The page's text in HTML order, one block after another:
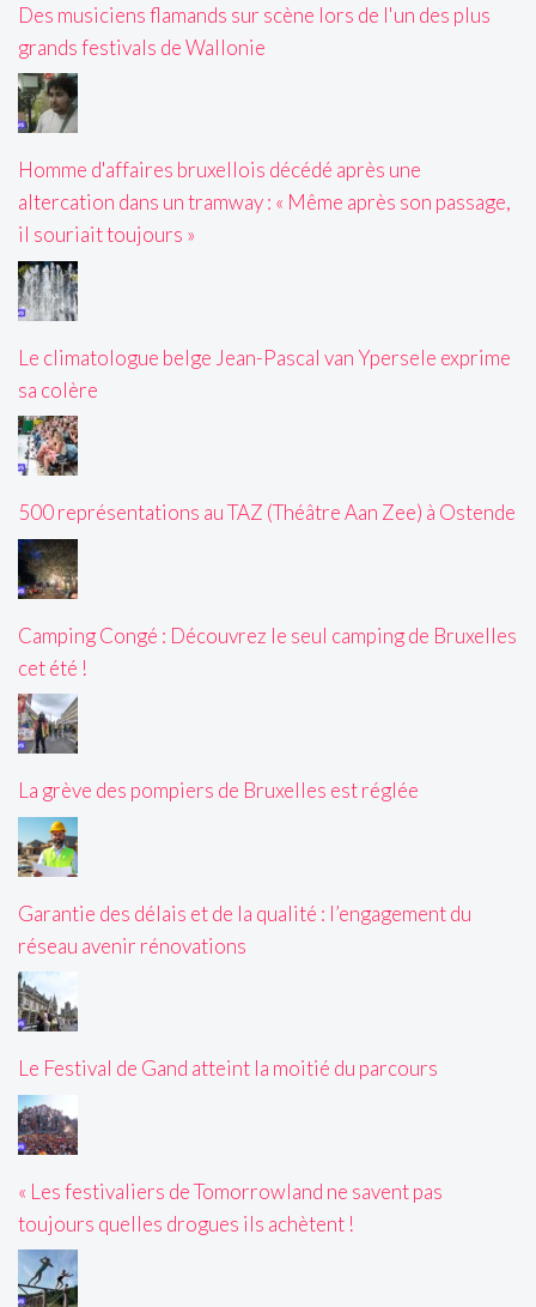
Des musiciens flamands sur scène lors de l'un des plus
grands festivals de Wallonie
Homme d'affaires bruxellois décédé après une
altercation dans un tramway : « Même après son passage,
il souriait toujours »
Le climatologue belge Jean-Pascal van Ypersele exprime
sa colère
500 représentations au TAZ (Théâtre Aan Zee) à Ostende
Camping Congé : Découvrez le seul camping de Bruxelles
cet été !
La grève des pompiers de Bruxelles est réglée
Garantie des délais et de la qualité : l’engagement du
réseau avenir rénovations
Le Festival de Gand atteint la moitié du parcours
« Les festivaliers de Tomorrowland ne savent pas
toujours quelles drogues ils achètent !